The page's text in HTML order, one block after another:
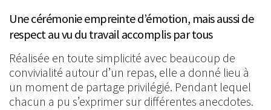
Une cérémonie empreinte d’émotion, mais aussi de
respect au vu du travail accomplis par tous
Réalisée en toute simplicité avec beaucoup de
convivialité autour d’un repas, elle a donné lieu à
un moment de partage privilégié. Pendant lequel
chacun a pu s’exprimer sur différentes anecdotes.